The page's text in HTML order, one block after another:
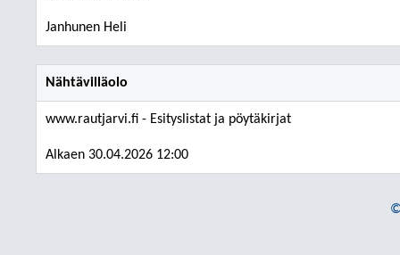
Janhunen Heli
Nähtävilläolo
www.rautjarvi.fi - Esityslistat ja pöytäkirjat
Alkaen 30.04.2026 12:00